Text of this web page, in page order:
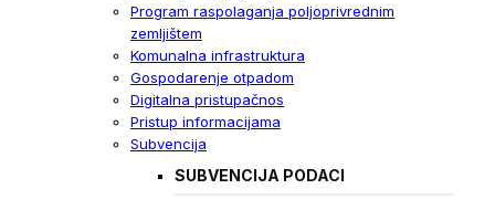
Program raspolaganja poljoprivrednim
zemljištem
Komunalna infrastruktura
Gospodarenje otpadom
Digitalna pristupačnos
Pristup informacijama
Subvencija
SUBVENCIJA PODACI